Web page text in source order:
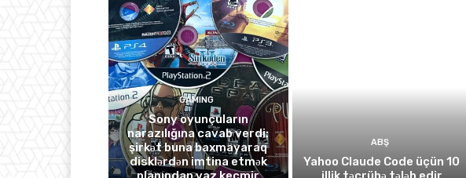
GAMING
Sony oyunçuların
narazılığına cavab verdi:
şirkət buna baxmayaraq
disklərdən imtina etmək
ABŞ
Yahoo Claude Code üçün 10